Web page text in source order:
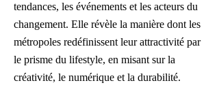
tendances, les événements et les acteurs du
changement. Elle révèle la manière dont les
métropoles redéfinissent leur attractivité par
le prisme du lifestyle, en misant sur la
créativité, le numérique et la durabilité.